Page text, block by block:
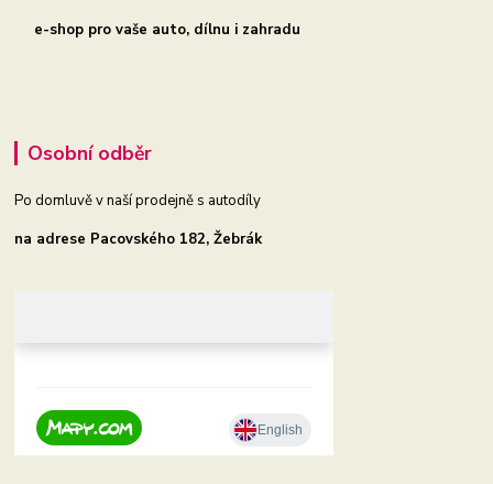
e-shop pro vaše auto, dílnu i zahradu
Osobní odběr
Po domluvě v naší prodejně s autodíly
na adrese Pacovského 182, Žebrák